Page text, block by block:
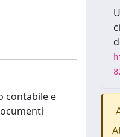
contabile e